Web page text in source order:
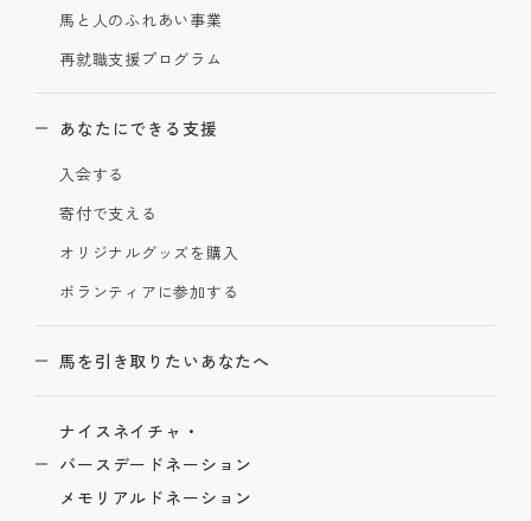
馬と人のふれあい事業
再就職支援プログラム
あなたにできる支援
入会する
寄付で支える
オリジナルグッズを購入
ボランティアに参加する
馬を引き取りたいあなたへ
ナイスネイチャ・
バースデードネーション
メモリアルドネーション